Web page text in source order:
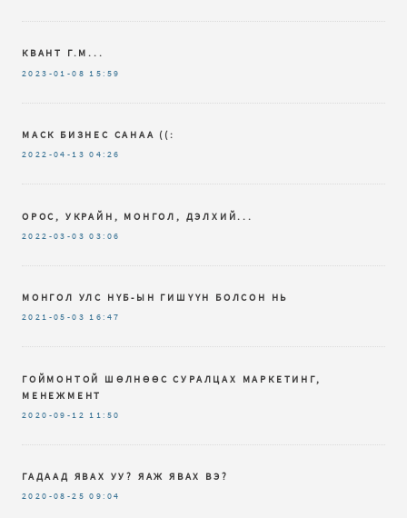
КВАНТ Г.М...
2023-01-08 15:59
МАСК БИЗНЕС САНАА ((:
2022-04-13 04:26
ОРОС, УКРАЙН, МОНГОЛ, ДЭЛХИЙ...
2022-03-03 03:06
МОНГОЛ УЛС НҮБ-ЫН ГИШҮҮН БОЛСОН НЬ
2021-05-03 16:47
ГОЙМОНТОЙ ШӨЛНӨӨС СУРАЛЦАХ МАРКЕТИНГ,
МЕНЕЖМЕНТ
2020-09-12 11:50
ГАДААД ЯВАХ УУ? ЯАЖ ЯВАХ ВЭ?
2020-08-25 09:04